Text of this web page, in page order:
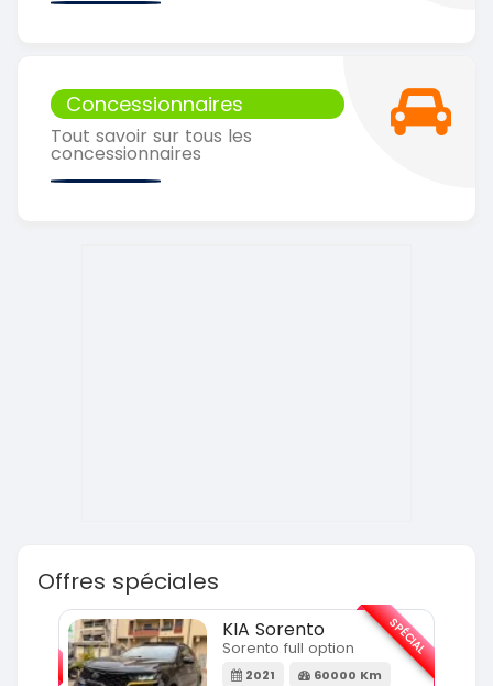
Concessionnaires
Tout savoir sur tous les
concessionnaires
Offres spéciales
KIA Sorento
Sorento full option
2021 60000 Km
SPÉCIAL